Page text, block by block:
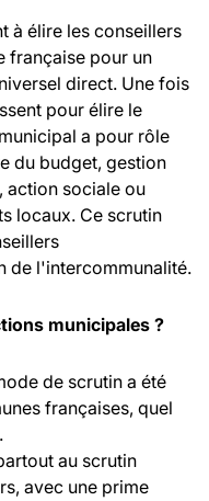
à élire les conseillers
française pour un
direct. Une fois
pour élire le
a pour rôle
du budget, gestion
action sociale ou
locaux. Ce scrutin
de l'intercommunalité.
municipales ?
de scrutin a été
françaises, quel
au scrutin
avec une prime